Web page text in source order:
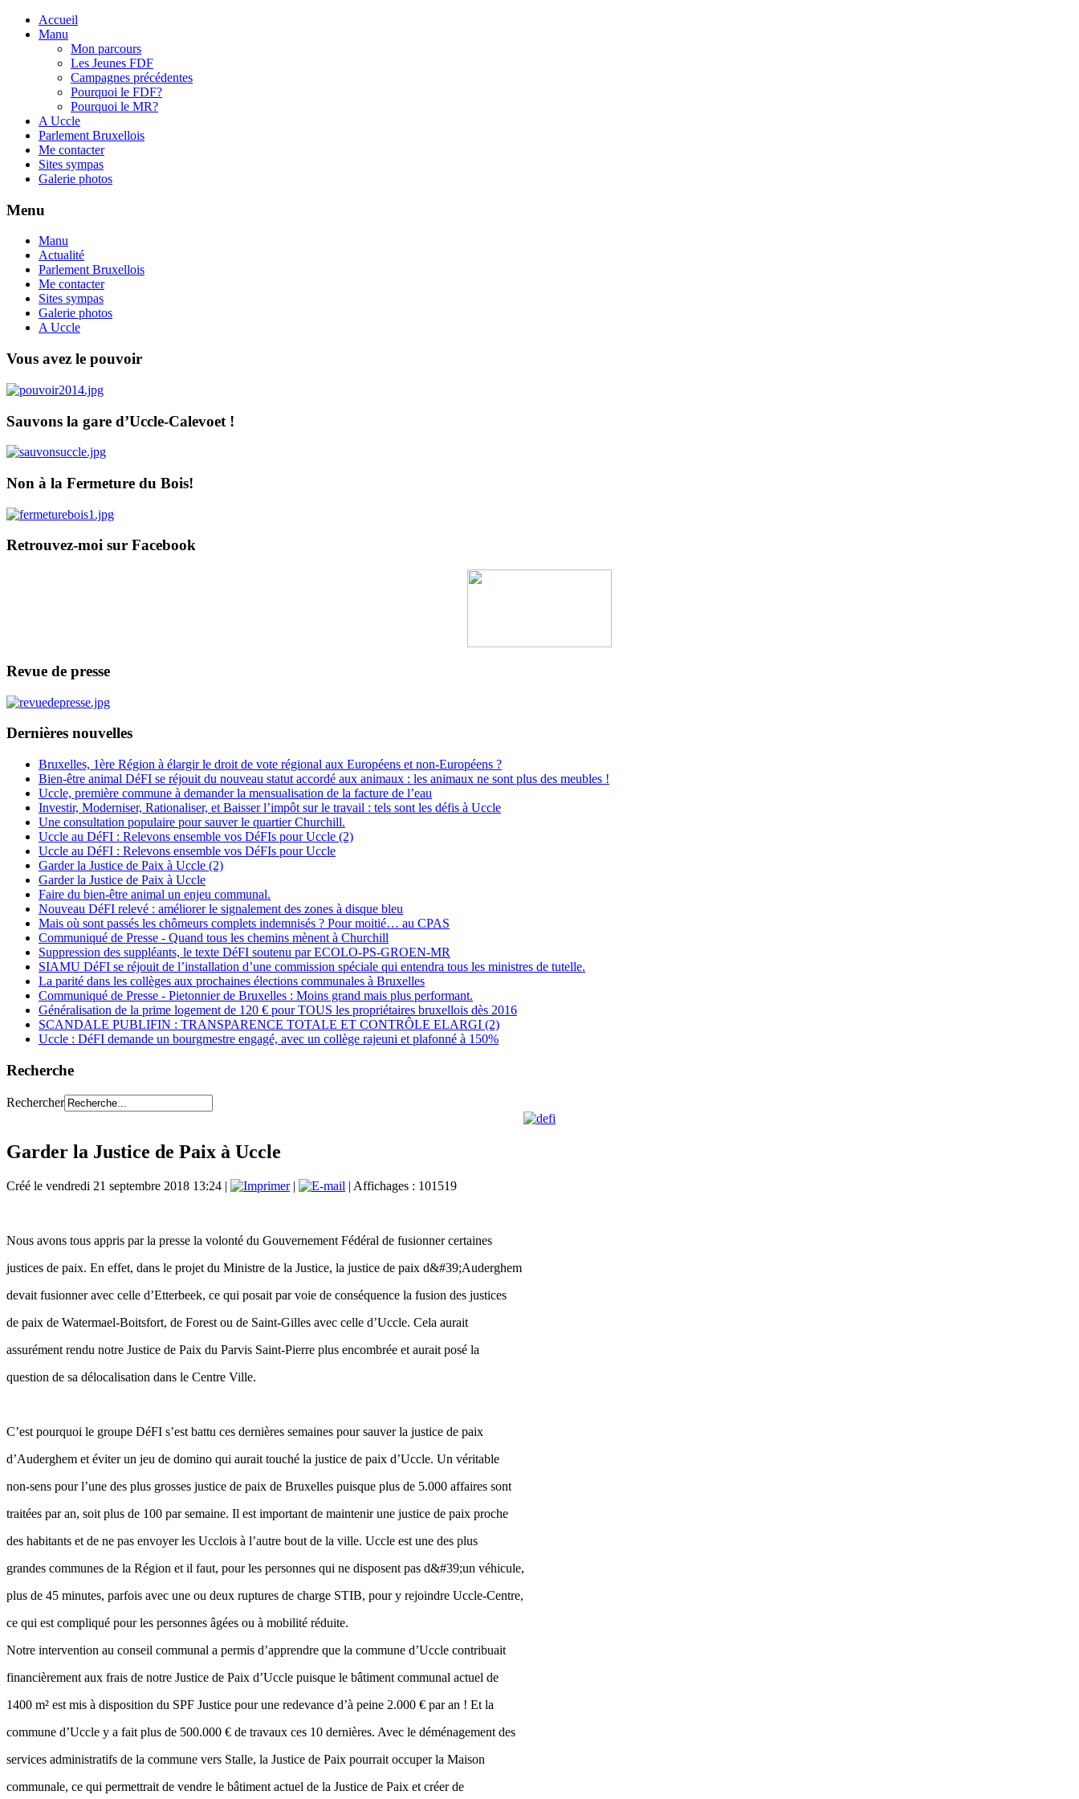
Accueil
Manu
Mon parcours
Les Jeunes FDF
Campagnes précédentes
Pourquoi le FDF?
Pourquoi le MR?
A Uccle
Parlement Bruxellois
Me contacter
Sites sympas
Galerie photos
Menu
Manu
Actualité
Parlement Bruxellois
Me contacter
Sites sympas
Galerie photos
A Uccle
Vous avez le pouvoir
Sauvons la gare d’Uccle-Calevoet !
Non à la Fermeture du Bois!
Retrouvez-moi sur Facebook
Revue de presse
Dernières nouvelles
Bruxelles, 1ère Région à élargir le droit de vote régional aux Européens et non-Européens ?
Bien-être animal DéFI se réjouit du nouveau statut accordé aux animaux : les animaux ne sont plus des meubles !
Uccle, première commune à demander la mensualisation de la facture de l’eau
Investir, Moderniser, Rationaliser, et Baisser l’impôt sur le travail : tels sont les défis à Uccle
Une consultation populaire pour sauver le quartier Churchill.
Uccle au DéFI : Relevons ensemble vos DéFIs pour Uccle (2)
Uccle au DéFI : Relevons ensemble vos DéFIs pour Uccle
Garder la Justice de Paix à Uccle (2)
Garder la Justice de Paix à Uccle
Faire du bien-être animal un enjeu communal.
Nouveau DéFI relevé : améliorer le signalement des zones à disque bleu
Mais où sont passés les chômeurs complets indemnisés ? Pour moitié… au CPAS
Communiqué de Presse - Quand tous les chemins mènent à Churchill
Suppression des suppléants, le texte DéFI soutenu par ECOLO-PS-GROEN-MR
SIAMU DéFI se réjouit de l’installation d’une commission spéciale qui entendra tous les ministres de tutelle.
La parité dans les collèges aux prochaines élections communales à Bruxelles
Communiqué de Presse - Pietonnier de Bruxelles : Moins grand mais plus performant.
Généralisation de la prime logement de 120 € pour TOUS les propriétaires bruxellois dès 2016
SCANDALE PUBLIFIN : TRANSPARENCE TOTALE ET CONTRÔLE ELARGI (2)
Uccle : DéFI demande un bourgmestre engagé, avec un collège rajeuni et plafonné à 150%
Recherche
Rechercher
Garder la Justice de Paix à Uccle
Créé le vendredi 21 septembre 2018 13:24 | | | Affichages : 101519
Nous avons tous appris par la presse la volonté du Gouvernement Fédéral de fusionner certaines
justices de paix. En effet, dans le projet du Ministre de la Justice, la justice de paix d&#39;Auderghem
devait fusionner avec celle d’Etterbeek, ce qui posait par voie de conséquence la fusion des justices
de paix de Watermael-Boitsfort, de Forest ou de Saint-Gilles avec celle d’Uccle. Cela aurait
assurément rendu notre Justice de Paix du Parvis Saint-Pierre plus encombrée et aurait posé la
question de sa délocalisation dans le Centre Ville.
C’est pourquoi le groupe DéFI s’est battu ces dernières semaines pour sauver la justice de paix
d’Auderghem et éviter un jeu de domino qui aurait touché la justice de paix d’Uccle. Un véritable
non-sens pour l’une des plus grosses justice de paix de Bruxelles puisque plus de 5.000 affaires sont
traitées par an, soit plus de 100 par semaine. Il est important de maintenir une justice de paix proche
des habitants et de ne pas envoyer les Ucclois à l’autre bout de la ville. Uccle est une des plus
grandes communes de la Région et il faut, pour les personnes qui ne disposent pas d&#39;un véhicule,
plus de 45 minutes, parfois avec une ou deux ruptures de charge STIB, pour y rejoindre Uccle-Centre,
ce qui est compliqué pour les personnes âgées ou à mobilité réduite.
Notre intervention au conseil communal a permis d’apprendre que la commune d’Uccle contribuait
financièrement aux frais de notre Justice de Paix d’Uccle puisque le bâtiment communal actuel de
1400 m² est mis à disposition du SPF Justice pour une redevance d’à peine 2.000 € par an ! Et la
commune d’Uccle y a fait plus de 500.000 € de travaux ces 10 dernières. Avec le déménagement des
services administratifs de la commune vers Stalle, la Justice de Paix pourrait occuper la Maison
communale, ce qui permettrait de vendre le bâtiment actuel de la Justice de Paix et créer de